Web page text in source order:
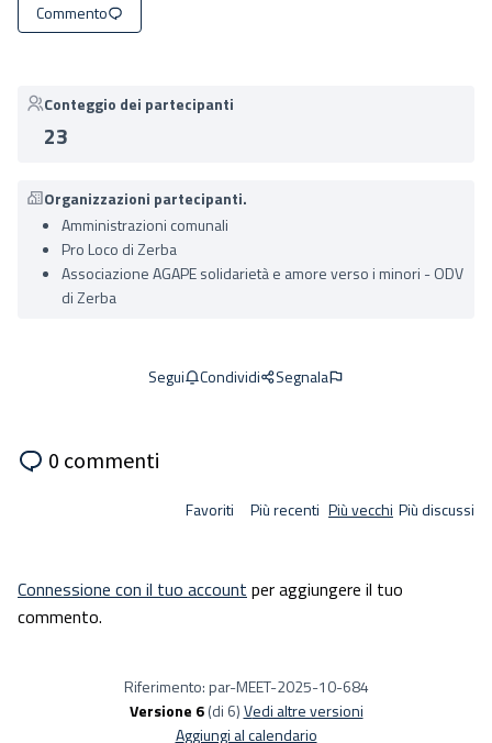
Commento
Conteggio dei partecipanti
23
Organizzazioni partecipanti.
Amministrazioni comunali
Pro Loco di Zerba
Associazione AGAPE solidarietà e amore verso i minori - ODV
di Zerba
Segui Condividi Segnala
0 commenti
Favoriti Più recenti Più vecchi Più discussi
Connessione con il tuo account per aggiungere il tuo
commento.
Riferimento: par-MEET-2025-10-684
Versione 6(di 6) vedi altre versioni
Aggiungi al calendario